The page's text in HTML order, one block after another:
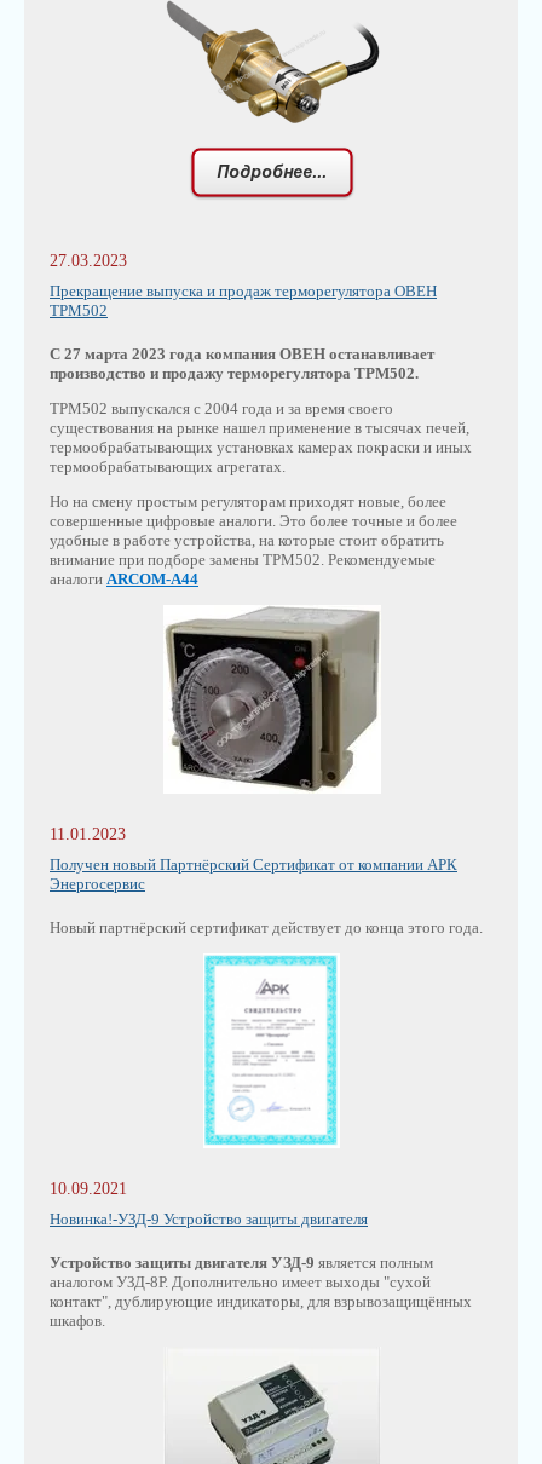
27.03.2023
Прекращение выпуска и продаж терморегулятора ОВЕН
ТРМ502
С 27 марта 2023 года компания ОВЕН останавливает
производство и продажу терморегулятора ТРМ502.
ТРМ502 выпускался с 2004 года и за время своего
существования на рынке нашел применение в тысячах печей,
термообрабатывающих установках камерах покраски и иных
термообрабатывающих агрегатах.
Но на смену простым регуляторам приходят новые, более
совершенные цифровые аналоги. Это более точные и более
удобные в работе устройства, на которые стоит обратить
внимание при подборе замены ТРМ502. Рекомендуемые
аналоги ARCOM-A44
11.01.2023
Получен новый Партнёрский Сертификат от компании АРК
Энергосервис
Новый партнёрский сертификат действует до конца этого года.
10.09.2021
Новинка!-УЗД-9 Устройство защиты двигателя
Устройство защиты двигателя УЗД-9 является полным
аналогом УЗД-8Р. Дополнительно имеет выходы "сухой
контакт", дублирующие индикаторы, для взрывозащищённых
шкафов.